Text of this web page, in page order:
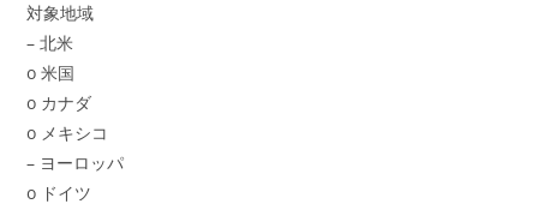
対象地域
– 北米
o 米国
o カナダ
o メキシコ
– ヨーロッパ
o ドイツ